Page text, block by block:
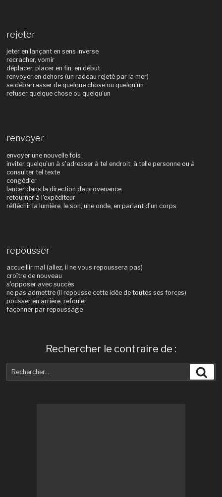
rejeter
jeter en lançant en sens inverse
recracher, vomir
déplacer, placer en fin, en début
renvoyer en dehors (un radeau rejeté par la mer)
se débarrasser de quelque chose ou quelqu'un
refuser quelque chose ou quelqu'un
renvoyer
envoyer une nouvelle fois
inviter quelqu'un à s'adresser à tel endroit, à telle personne ou à
consulter tel texte
congédier
lancer dans la direction de provenance
retourner à l'expéditeur
réfléchir la lumière, le son, une onde, en parlant d'un corps
repousser
accueillir mal (allez, il ne vous repoussera pas)
croître de nouveau
s'opposer avec succès
ne pas admettre (il repousse cette idée de toutes ses forces)
pousser en arrière, refouler
façonner par repoussage
Rechercher le contraire de :
pour
: